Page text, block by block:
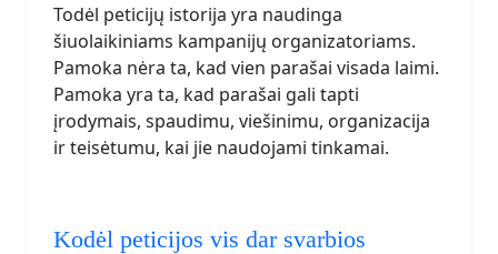
Todėl peticijų istorija yra naudinga
šiuolaikiniams kampanijų organizatoriams.
Pamoka nėra ta, kad vien parašai visada laimi.
Pamoka yra ta, kad parašai gali tapti
įrodymais, spaudimu, viešinimu, organizacija
ir teisėtumu, kai jie naudojami tinkamai.
Kodėl peticijos vis dar svarbios